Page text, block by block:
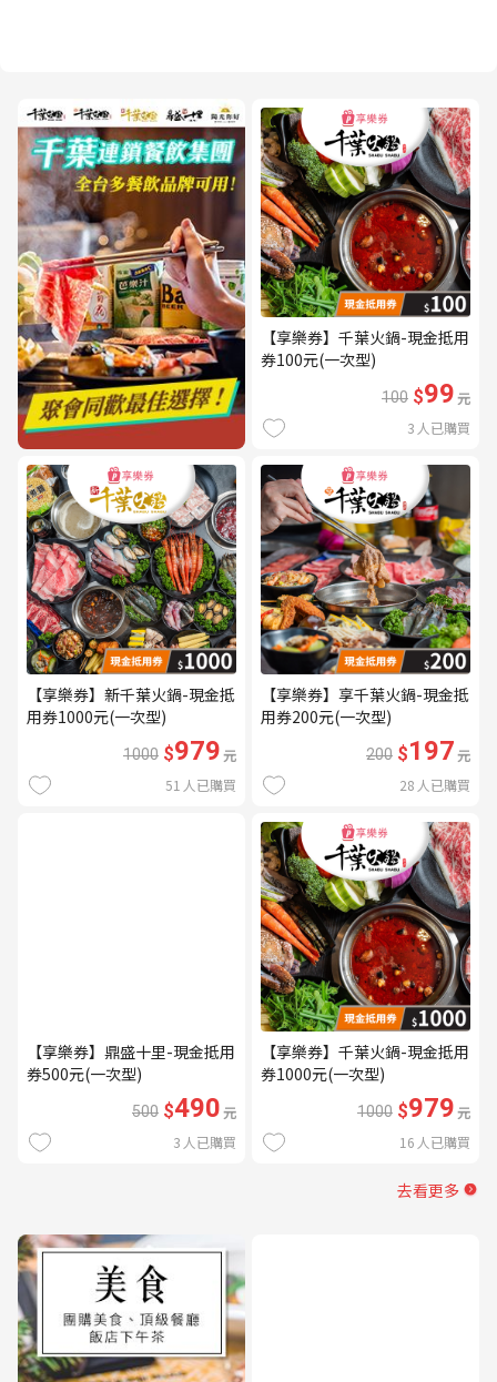
【享樂券】千葉火鍋-現金抵用
券100元(一次型)
100 $99元
3 人已購買
【享樂券】新千葉火鍋-現金抵
用券1000元(一次型)
1000 $979元
51 人已購買
【享樂券】享千葉火鍋-現金抵
用券200元(一次型)
200 $197元
28 人已購買
【享樂券】鼎盛十里-現金抵用
券500元(一次型)
500 $490元
3 人已購買
【享樂券】千葉火鍋-現金抵用
券1000元(一次型)
1000 $979元
16 人已購買
去看更多